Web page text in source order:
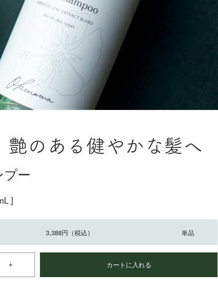
艶のある健やかな髪へ
ー
]
3,388円 （税込） 単品
カートに入れる